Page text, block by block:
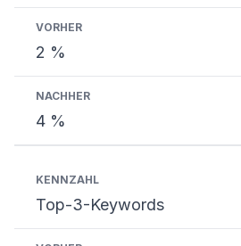
2 %
4 %
Top-3-Keywords